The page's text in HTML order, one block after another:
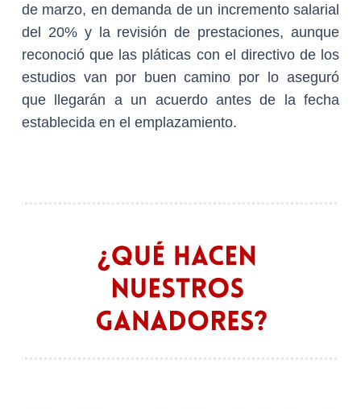
de marzo, en demanda de un incremento salarial
del 20% y la revisión de prestaciones, aunque
reconoció que las pláticas con el directivo de los
estudios van por buen camino por lo aseguró
que llegarán a un acuerdo antes de la fecha
establecida en el emplazamiento.